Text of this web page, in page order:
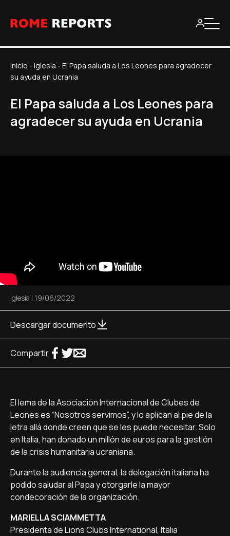
Inicio - Iglesia - El Papa saluda a Los Leones para agradecer
su ayuda en Ucrania
El Papa saluda a Los Leones para
agradecer su ayuda en Ucrania
Iglesia | 19/06/2022
Descargar documento
Compartir
El lema de la Asociación Internacional de Clubes de
Leones es “Nosotros servimos”, y lo aplican al pie de la
letra allá donde creen que se les puede necesitar. Solo
en Italia, han donado un millón de euros para la gestión
de la crisis humanitaria ucraniana.
Durante la audiencia general, la delegación italiana ha
podido saludar al Papa y otorgarle la mayor
condecoración de la organización.
MARIELLA SCIAMMETTA
Presidenta de Lions Clubs International, Italia